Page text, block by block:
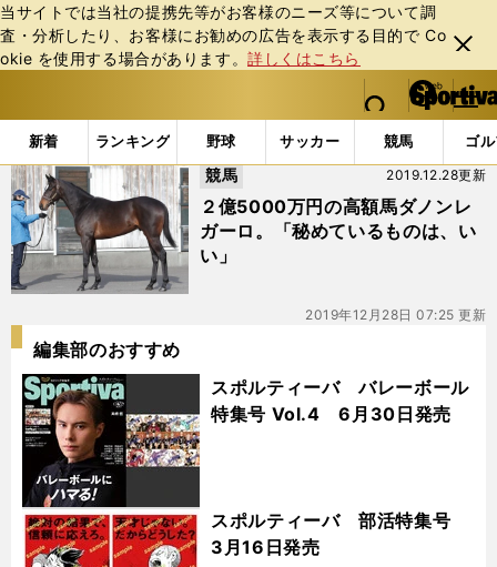
当サイトでは当社の提携先等がお客様のニーズ等について調
査・分析したり、お客様にお勧めの広告を表⽰する⽬的で Co
okie を使⽤する場合があります。詳しくはこちら
閉じ
る
web Sportiva (webスポルティーバ)
検索
マイペ
ー
ジ
メニュ
新着 ランキング 野球 サッカー 競馬 ゴ
b
ス
ポ
ル
テ
ィ
ー
バ
「#ダノンレガーロ」の最新ニュース・ 情報
２億5000万円の高額馬ダノンレ
ガーロ。「秘めているものは、い
い」
2019.12.28更新
競馬
2019年12月28日 07:25 更新
編集部のおすすめ
スポルティーバ バレーボール
特集号 Vol.4 6月30日発売
スポルティーバ 部活特集号
3月16日発売